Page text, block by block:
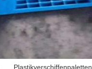
Plastikverschiffenpaletten